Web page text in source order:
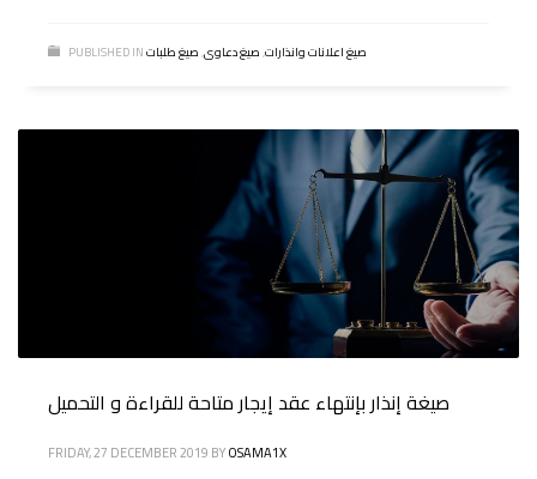
PUBLISHED IN صيغ اعلانات وانذارات,صيغ دعاوى,صيغ طلبات
صيغة إنذار بإنتهاء عقد إيجار متاحة للقراءة و التحميل
FRIDAY, 27 DECEMBER 2019 BYOSAMA1X